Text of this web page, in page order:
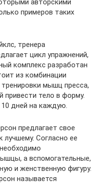
авторскими
примеров таких
тренера
цикл упражнений,
комплекс разработан
из комбинации
мышц пресса,
привести тело в форму.
10 дней на каждую.
предлагает свое
лучшему. Согласно ее
а вспомогательные,
и женственную фигуру.
называется